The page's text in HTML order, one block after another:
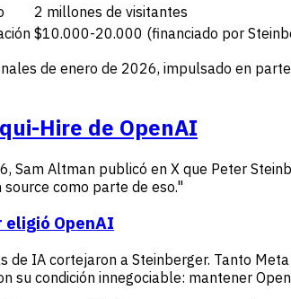
2 millones de visitantes
$10.000-20.000 (financiado por
de enero de 2026, impulsado en
Hire de OpenAI
Sam Altman publicó en X que Peter
como parte de eso."
eligió OpenAI
de IA cortejaron a Steinberger. Tanto
su condición innegociable: mantener